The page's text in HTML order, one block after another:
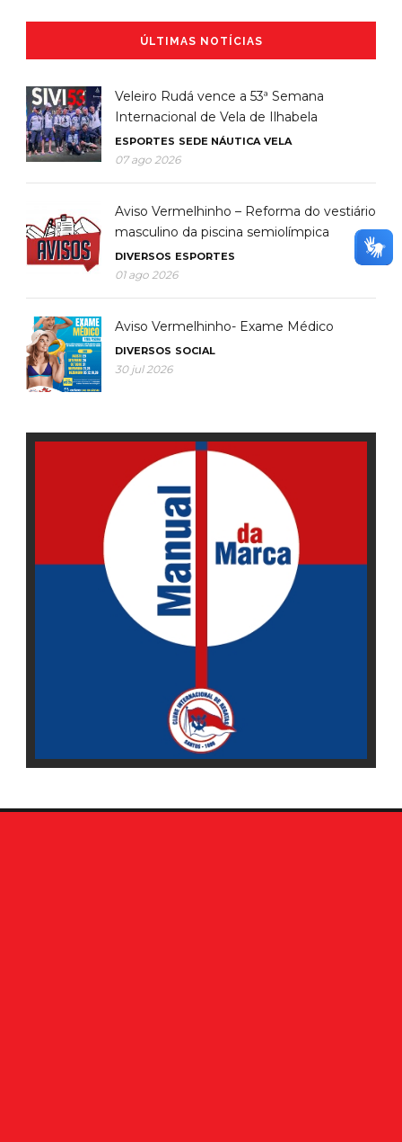
ÚLTIMAS NOTÍCIAS
Veleiro Rudá vence a 53ª Semana
Internacional de Vela de Ilhabela
ESPORTES SEDE NÁUTICA VELA
07 ago 2026
Aviso Vermelhinho – Reforma do vestiário
masculino da piscina semiolímpica
DIVERSOS ESPORTES
01 ago 2026
Aviso Vermelhinho- Exame Médico
DIVERSOS SOCIAL
30 jul 2026